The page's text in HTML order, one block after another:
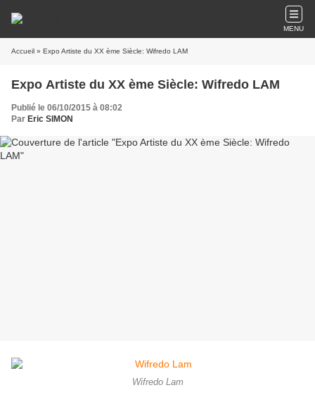
MENU
Accueil » Expo Artiste du XX ème Siècle: Wifredo LAM
Expo Artiste du XX ème Siècle: Wifredo LAM
Publié le 06/10/2015 à 08:02
Par Eric SIMON
Wifredo Lam